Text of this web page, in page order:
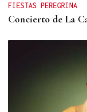
FIESTAS PEREGRINA
Concierto de La